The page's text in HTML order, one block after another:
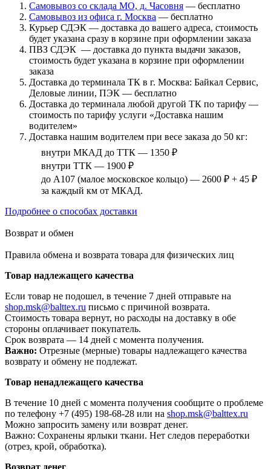
Самовывоз со склада МО, д. Часовня — бесплатно
Самовывоз из офиса г. Москва — бесплатно
Курьер СДЭК — доставка до вашего адреса, стоимость
будет указана сразу в корзине при оформлении заказа
ПВЗ СДЭК — доставка до пункта выдачи заказов,
стоимость будет указана в корзине при оформлении
заказа
Доставка до терминала ТК в г. Москва: Байкал Сервис,
Деловые линии, ПЭК — бесплатно
Доставка до терминала любой другой ТК по тарифу —
стоимость по тарифу услуги «Доставка нашим
водителем»
Доставка нашим водителем при весе заказа до 50 кг:
внутри МКАД до ТТК — 1350 ₽
внутри ТТК — 1900 ₽
до А107 (малое московское кольцо) — 2600 ₽ + 45 ₽
за каждый км от МКАД.
Подробнее о способах доставки
Возврат и обмен
Правила обмена и возврата товара для физических лиц
Товар надлежащего качества
Если товар не подошел, в течение 7 дней отправьте на
shop.msk@balttex.ru письмо с причиной возврата.
Стоимость товара вернут, но расходы на доставку в обе
стороны оплачивает покупатель.
Срок возврата — 14 дней с момента получения.
Важно: Отрезные (мерные) товары надлежащего качества
возврату и обмену не подлежат.
Товар ненадлежащего качества
В течение 10 дней с момента получения сообщите о проблеме
по телефону +7 (495) 198-68-28 или на shop.msk@balttex.ru
Можно запросить замену или возврат денег.
Важно: Сохранены ярлыки ткани. Нет следов переработки
(отрез, крой, обработка).
Возврат денег